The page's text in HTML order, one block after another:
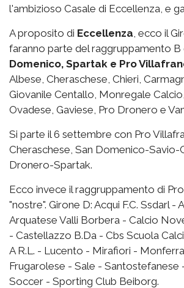
l'ambizioso Casale di Eccellenza, e
A proposito di Eccellenza, ecco il
faranno parte del raggruppamento B
Domenico, Spartak e Pro
Albese, Cheraschese, Chieri,
Giovanile Centallo, Monregale
Ovadese, Gaviese, Pro Dronero e
Si parte il 6 settembre con Pro
Cheraschese, San Domenico-Savio-
Dronero-Spartak.
Ecco invece il raggruppamento di
"nostre". Girone D: Acqui F.C. Ssdarl -
Arquatese Valli Borbera - Calcio
- Castellazzo B.Da - Cbs Scuola
A R.L. - Lucento - Mirafiori -
Frugarolese - Sale - Santostefanese
Soccer - Sporting Club Beiborg.